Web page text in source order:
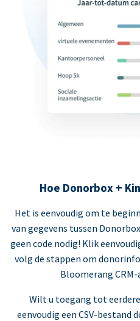
Hoe Donorbox +
Het is eenvoudig om te
van gegevens tussen
geen code nodig! Klik
volg de stappen om
Bloomerang
Wilt u toegang tot
eenvoudig een CSV-bestand